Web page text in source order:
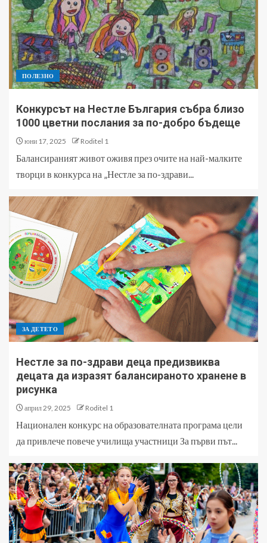
ПОЛЕЗНО
Конкурсът на Нестле България събра близо
1000 цветни послания за по-добро бъдеще
юни 17, 2025 Roditel 1
Балансираният живот оживя през очите на най-малките
творци в конкурса на „Нестле за по-здрави...
ЗА ДЕТЕТО
Нестле за по-здрави деца предизвиква
децата да изразят балансираното хранене в
рисунка
април 29, 2025 Roditel 1
Национален конкурс на образователната програма цели
да привлече повече училища участници За първи път...